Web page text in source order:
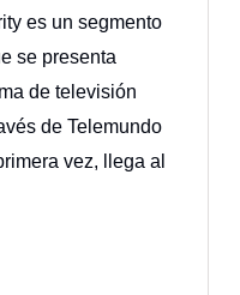
es un segmento
se presenta
de televisión
de Telemundo
vez, llega al